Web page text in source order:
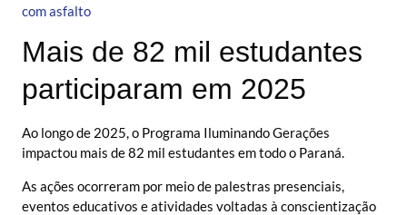
com asfalto
Mais de 82 mil estudantes
participaram em 2025
Ao longo de 2025, o Programa Iluminando Gerações
impactou mais de 82 mil estudantes em todo o Paraná.
As ações ocorreram por meio de palestras presenciais,
eventos educativos e atividades voltadas à conscientização